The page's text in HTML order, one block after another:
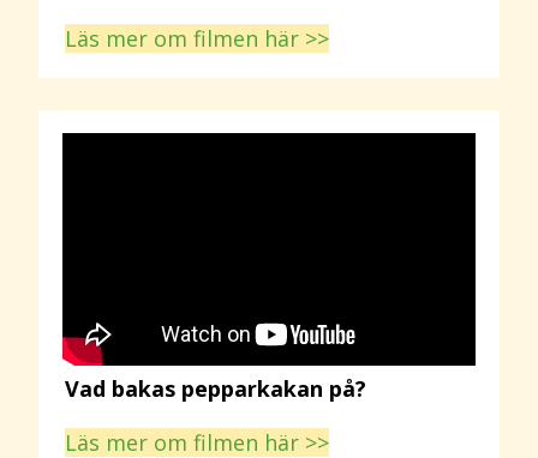
Läs mer om filmen här >>
Vad bakas pepparkakan på?
Läs mer om filmen här >>